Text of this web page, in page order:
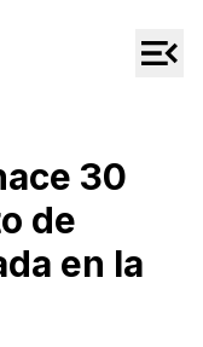
30
de
en la